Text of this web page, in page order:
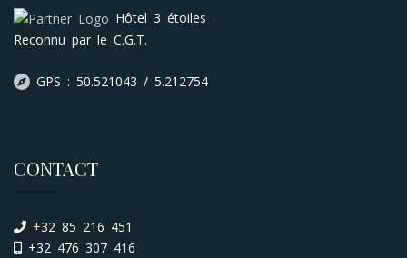
Hôtel 3 étoiles
Reconnu par le C.G.T.
GPS : 50.521043 / 5.212754
CONTACT
+32 85 216 451
+32 476 307 416